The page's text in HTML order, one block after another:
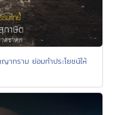
ทราม ย่อมทำประโยชน์ให้